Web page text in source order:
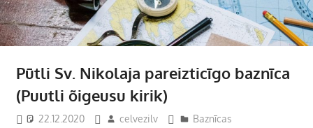
Pūtli Sv. Nikolaja pareizticīgo baznīca
(Puutli õigeusu kirik)
22.12.2020 celvezilv Baznīcas